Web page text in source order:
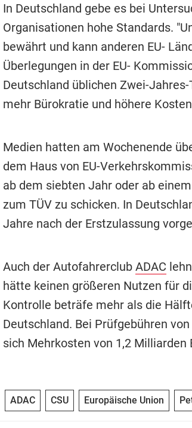
In Deutschland gebe es bei
Organisationen hohe Standards.
bewährt und kann anderen EU-
Überlegungen in der EU-
Deutschland üblichen Zwei-
mehr Bürokratie und höhere
Medien hatten am Wochenende
dem Haus von EU-
ab dem siebten Jahr oder ab
zum TÜV zu schicken. In
Jahre nach der Erstzulassung
Auch der Autofahrerclub ADAC
hätte keinen größeren Nutzen für
Kontrolle beträfe mehr als die
Deutschland. Bei Prüfgebühren
sich Mehrkosten von 1,2 Milliarden
ADAC CSU Europäische Union